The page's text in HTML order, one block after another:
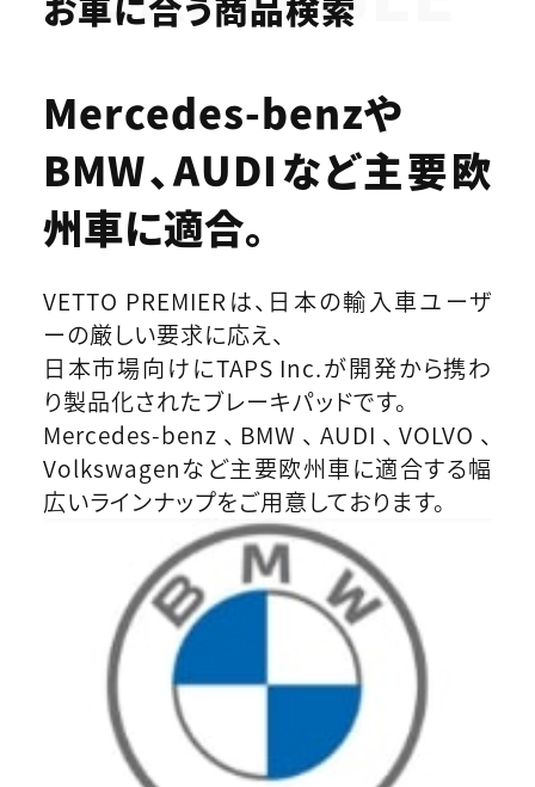
Mercedes-benzや
BMW、AUDIなど主要欧
州車に適合。
VETTO PREMIERは、日本の輸入車ユーザ
ーの厳しい要求に応え、
日本市場向けにTAPS Inc.が開発から携わ
り製品化されたブレーキパッドです。
Mercedes-benz、BMW、AUDI、VOLVO、
Volkswagenなど主要欧州車に適合する幅
広いラインナップをご用意しております。